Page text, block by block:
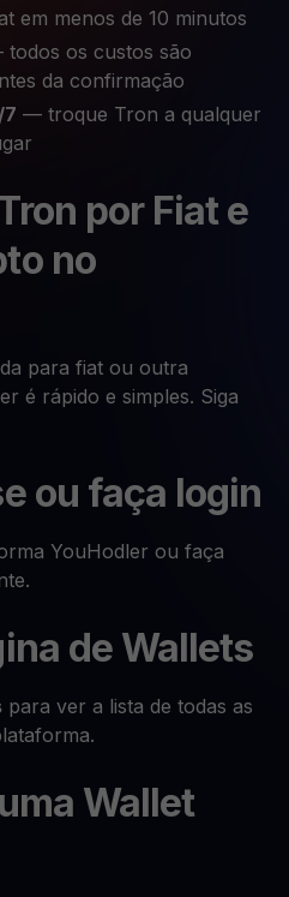
em menos de 10 minutos
os custos são
da confirmação
— troque Tron a qualquer
por Fiat e
no
para fiat ou outra
é rápido e simples. Siga
ou faça login
YouHodler ou faça
de Wallets
para ver a lista de todas as
Wallet